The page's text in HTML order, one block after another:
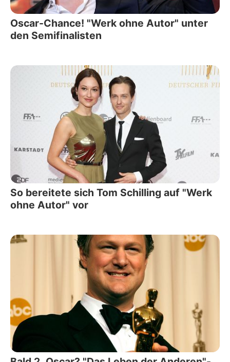
Oscar-Chance! "Werk ohne Autor" unter
den Semifinalisten
So bereitete sich Tom Schilling auf "Werk
ohne Autor" vor